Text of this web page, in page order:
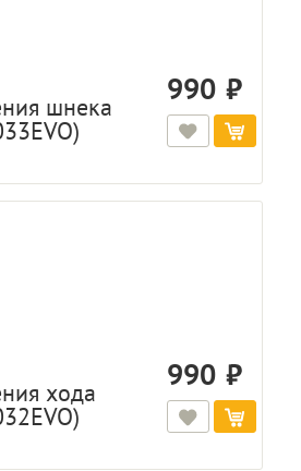
шнека 990
хода 990